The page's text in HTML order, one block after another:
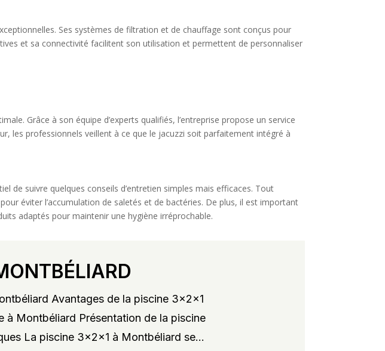
Ses systèmes de filtration et de chauffage sont conçus pour
et sa connectivité facilitent son utilisation et permettent de personnaliser
Grâce à son équipe d’experts qualifiés, l’entreprise propose un service
les professionnels veillent à ce que le jacuzzi soit parfaitement intégré à
de suivre quelques conseils d’entretien simples mais efficaces. Tout
éviter l’accumulation de saletés et de bactéries. De plus, il est important
adaptés pour maintenir une hygiène irréprochable.
Avantages de la piscine 3x2x1
à Montbéliard Présentation de la piscine
La piscine 3x2x1 à Montbéliard se...